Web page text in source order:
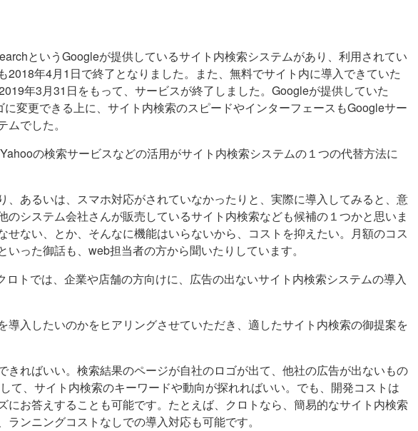
というGoogleが提供しているサイト内検索システムがあり、利用されてい
2018年4月1日で終了となりました。また、無料でサイト内に導入できていた
年3月31日をもって、サービスが終了しました。Googleが提供していた
変更できる上に、サイト内検索のスピードやインターフェースもGoogleサー
でした。
の検索サービスなどの活用がサイト内検索システムの１つの代替方法に
、あるいは、スマホ対応がされていなかったりと、実際に導入してみると、意
システム会社さんが販売しているサイト内検索なども候補の１つかと思いま
せない、とか、そんなに機能はいらないから、コストを抑えたい。月額のコス
いった御話も、web担当者の方から聞いたりしています。
トでは、企業や店舗の方向けに、広告の出ないサイト内検索システムの導入
導入したいのかをヒアリングさせていただき、適したサイト内検索の御提案を
きればいい。検索結果のページが自社のロゴが出て、他社の広告が出ないもの
て、サイト内検索のキーワードや動向が探れればいい。でも、開発コストは
にお答えすることも可能です。たとえば、クロトなら、簡易的なサイト内検索
ンニングコストなしでの導入対応も可能です。